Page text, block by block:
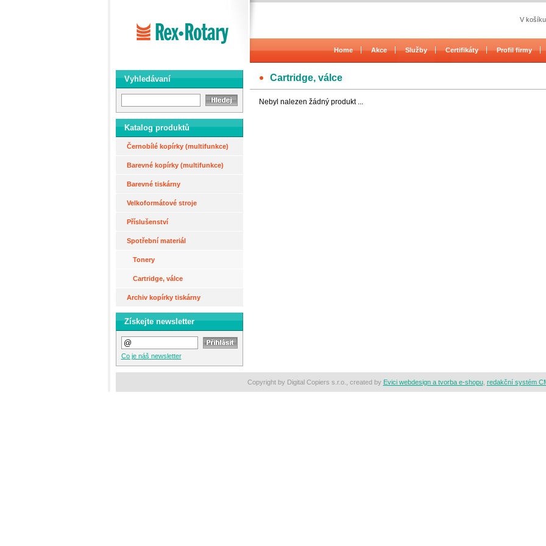
Vyhledávaní
Katalog produktů
Černobílé kopírky (multifunkce)
Barevné kopírky (multifunkce)
Barevné tiskárny
Velkoformátové stroje
Příslušenství
Spotřební materiál
Tonery
Cartridge, válce
Archiv kopírky tiskárny
Získejte newsletter
Co je náš newsletter
V
Home Akce Služby Certifikáty Profil firmy
Cartridge, válce
Nebyl nalezen žádný produkt ...
Copyright by Digital Copiers s.r.o., created by Evici webdesign a tvorba e-shopu, redakční systém